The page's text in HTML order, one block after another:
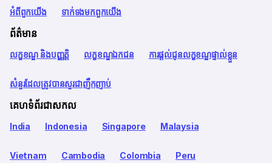
អំពី​ពួក​យើង ទាក់ទង​មក​ពួក​យើង
ព័ត៌មាន
លក្ខខណ្ឌ និងបញ្ញត្តិ លក្ខខណ្ឌឯកជន ការផ្តល់ជូនលក្ខខណ្ឌផ្ទាល់ខ្លួន
សំនួរដែលត្រូវបានសួរជាញឹកញាប់
គេហទំព័រជាសកល
India Indonesia Singapore Malaysia
Vietnam Cambodia Colombia Peru